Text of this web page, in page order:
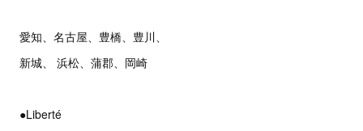
愛知、名古屋、豊橋、豊川、
新城、 浜松、蒲郡、岡崎
●Liberté